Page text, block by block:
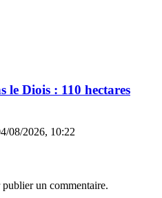
le Diois : 110 hectares
08/2026, 10:22
un commentaire.